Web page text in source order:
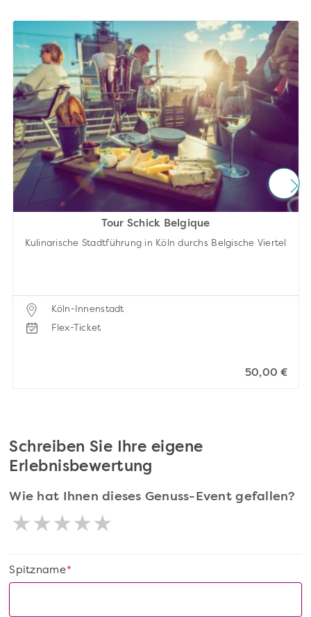
Tour Schick Belgique
Kulinarische Stadtführung in Köln durchs Belgische Viertel
Köln-Innenstadt
Flex-Ticket
50,00 €
Schreiben Sie Ihre eigene
Erlebnisbewertung
Wie hat Ihnen dieses Genuss-Event gefallen?
*
Spitzname